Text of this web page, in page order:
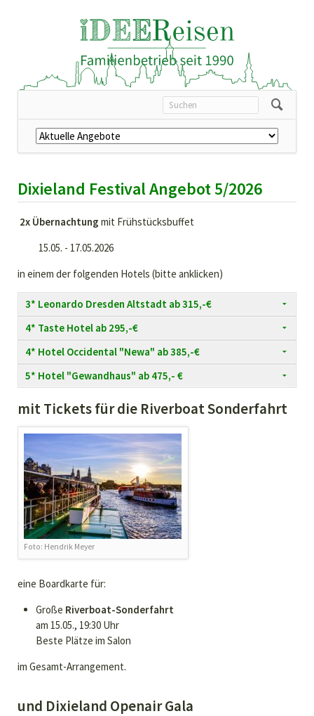
Dixieland Festival Angebot 5/2026
2x Übernachtung mit Frühstücksbuffet
15.05. - 17.05.2026
in einem der folgenden Hotels (bitte anklicken)
3* Leonardo Dresden Altstadt ab 315,-€
4* Taste Hotel ab 295,-€
4* Hotel Occidental "Newa" ab 385,-€
5* Hotel "Gewandhaus" ab 475,- €
mit Tickets für die Riverboat Sonderfahrt
Foto: Hendrik Meyer
eine Boardkarte für:
Große Riverboat-Sonderfahrt
am 15.05., 19:30 Uhr
Beste Plätze im Salon
im Gesamt-Arrangement.
und Dixieland Openair Gala